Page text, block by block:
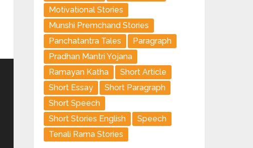
Motivational Stories
Munshi Premchand Stories
Panchatantra Tales
Paragraph
Pradhan Mantri Yojana
Ramayan Katha
Short Article
Short Essay
Short Paragraph
Short Speech
Short Stories English
Speech
Tenali Rama Stories